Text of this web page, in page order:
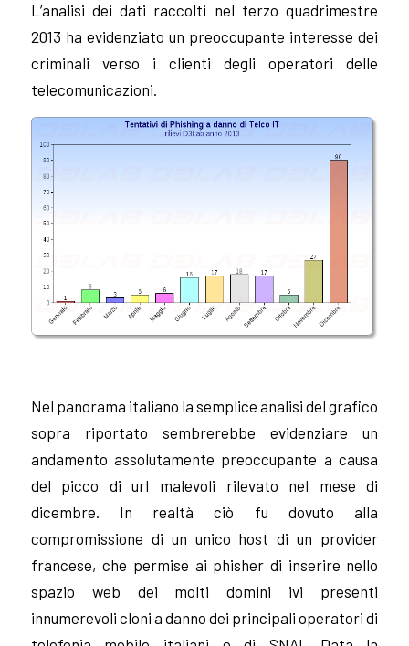
L’analisi dei dati raccolti nel terzo quadrimestre
2013 ha evidenziato un preoccupante interesse dei
criminali verso i clienti degli operatori delle
telecomunicazioni.
Nel panorama italiano la semplice analisi del grafico
sopra riportato sembrerebbe evidenziare un
andamento assolutamente preoccupante a causa
del picco di url malevoli rilevato nel mese di
dicembre. In realtà ciò fu dovuto alla
compromissione di un unico host di un provider
francese, che permise ai phisher di inserire nello
spazio web dei molti domini ivi presenti
innumerevoli cloni a danno dei principali operatori di